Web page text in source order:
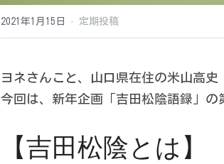
2021年1月15日 · 定期投稿
ヨネさんこと、山口県在住の米山高史
今回は、新年企画「吉田松陰語録」の
【吉田松陰とは】